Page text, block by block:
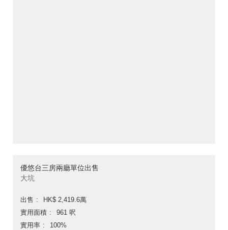
優悠台三房兩廳單位出售
大坑
出售
HK$ 2,419.6萬
實用面積
961 呎
實用率
100%